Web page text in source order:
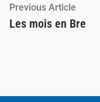
Navigation
de
Previous Article
article:
Les mois en Bre